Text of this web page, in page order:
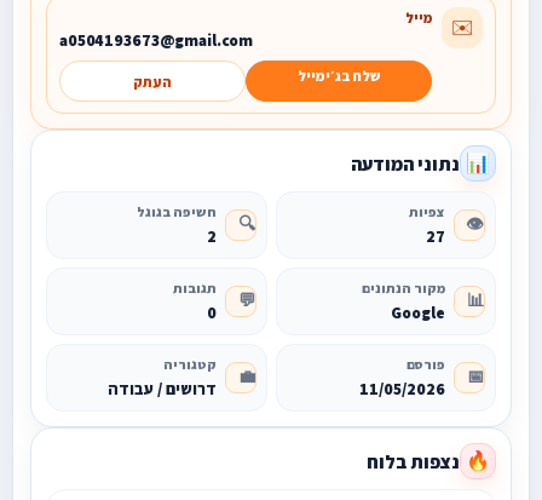
✉️ מייל
a0504193673@gmail.com
שלח בג׳ימייל העתק
📊 נתוני המודעה
👁️ צפיות
27
🔍 חשיפה בגוגל
2
📊 מקור הנתונים
Google
💬 תגובות
0
📅 פורסם
11/05/2026
💼 קטגוריה
דרושים / עבודה
🔥 נצפות בלוח